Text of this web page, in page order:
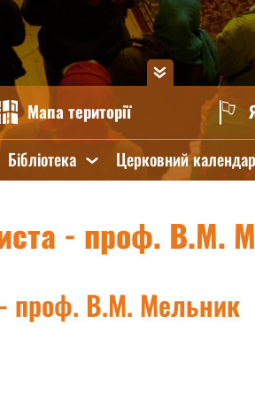
Мапа території
Бібліотека Церковний календар
- проф. В.М.
- проф. В.М. Мельник